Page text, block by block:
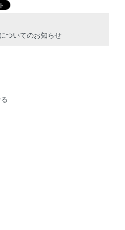
ついてのお知らせ